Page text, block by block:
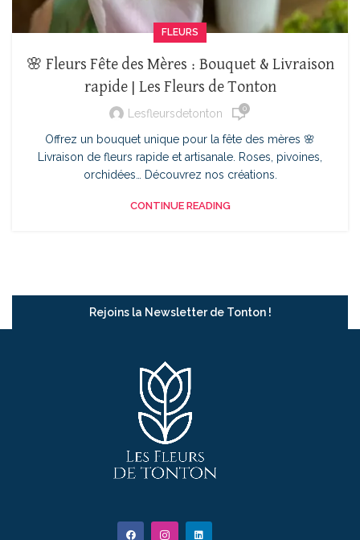
FLEURS
🌸 Fleurs Fête des Mères : Bouquet & Livraison
rapide | Les Fleurs de Tonton
Lesfleursdetonton 0
Offrez un bouquet unique pour la fête des mères 🌸
Livraison de fleurs rapide et artisanale. Roses, pivoines,
orchidées… Découvrez nos créations.
CONTINUE READING
Rejoins la Newsletter de Tonton !